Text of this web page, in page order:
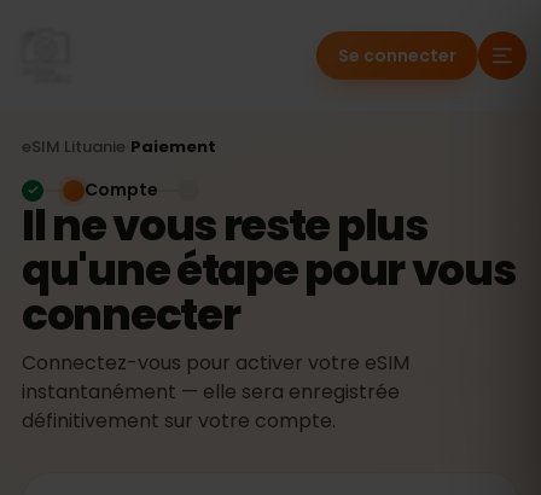
Se connecter
eSIM Lituanie Paiement
Il ne vous reste plus
qu'une étape pour vous
connecter
Connectez-vous pour activer votre eSIM
instantanément — elle sera enregistrée
définitivement sur votre compte.
Compte